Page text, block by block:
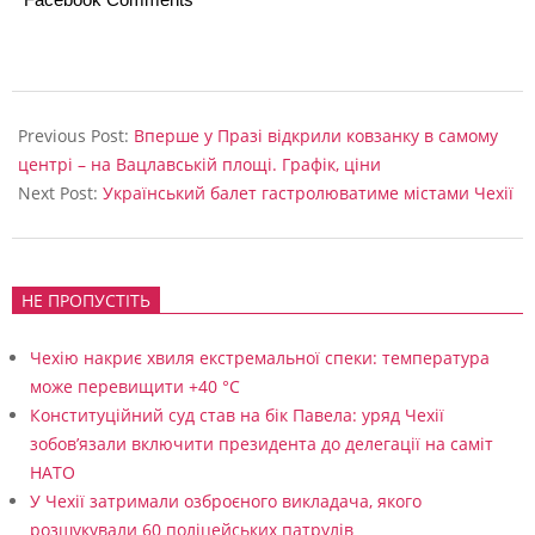
12-
05
Previous Post: Вперше у Празі відкрили ковзанку в самому
центрі – на Вацлавській площі. Графік, ціни
Next Post: Український балет гастролюватиме містами Чехії
НЕ ПРОПУСТІТЬ
Чехію накриє хвиля екстремальної спеки: температура
може перевищити +40 °C
Конституційний суд став на бік Павела: уряд Чехії
зобов’язали включити президента до делегації на саміт
НАТО
У Чехії затримали озброєного викладача, якого
розшукували 60 поліцейських патрулів